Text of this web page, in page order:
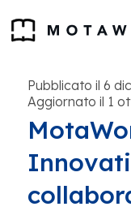
Pubblicato il 6
Aggiornato il 1